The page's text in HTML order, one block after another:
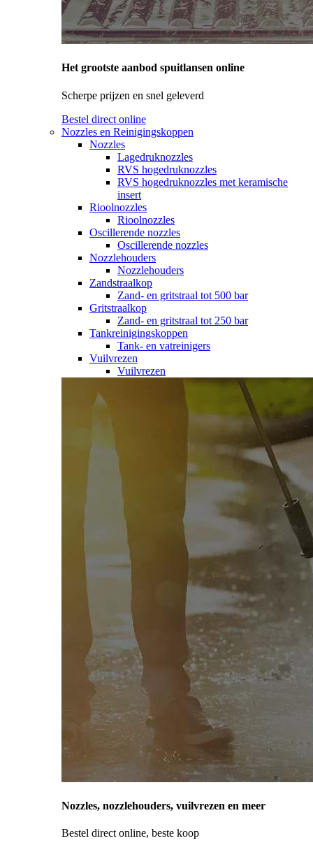
Het grootste aanbod spuitlansen online
Scherpe prijzen en snel geleverd
Bestel direct online
Nozzles en Reinigingskoppen
Nozzles
Lagedruknozzles
RVS hogedruknozzles
RVS hogedruknozzles met keramische
insert
Rioolnozzles
Rioolnozzles
Oscillerende nozzles
Oscillerende nozzles
Nozzlehouders
Nozzlehouders
Zandstraalkop
Zand- en gritstraal tot 500 bar
Gritstraalkop
Zand- en gritstraal tot 250 bar
Tankreinigingskoppen
Tank- en vatreinigers
Vuilvrezen
Vuilvrezen
Nozzles, nozzlehouders, vuilvrezen en meer
Bestel direct online, beste koop